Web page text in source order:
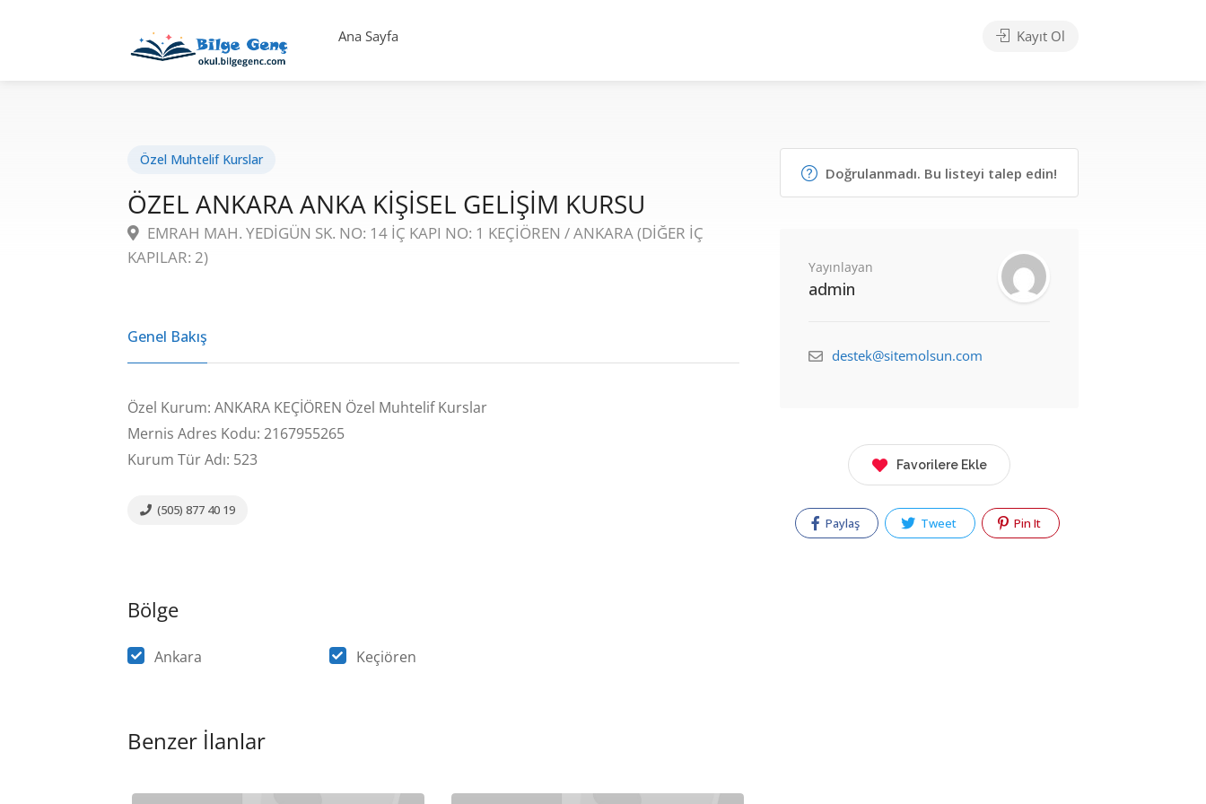
Ana Sayfa Kayıt Ol
Özel Muhtelif Kurslar
ÖZEL ANKARA ANKA KİŞİSEL GELİŞİM KURSU
EMRAH MAH. YEDİGÜN SK. NO: 14 İÇ KAPI NO: 1 KEÇİÖREN / ANKARA (DİĞER İÇ
KAPILAR: 2)
Genel Bakış
Özel Kurum: ANKARA KEÇİÖREN Özel Muhtelif Kurslar
Mernis Adres Kodu: 2167955265
Kurum Tür Adı: 523
(505) 877 40 19
Bölge
Ankara Keçiören
Benzer İlanlar
Doğrulanmadı. Bu listeyi talep edin!
Yayınlayan
admin
destek@sitemolsun.com
Favorilere Ekle
Paylaş Tweet Pin It